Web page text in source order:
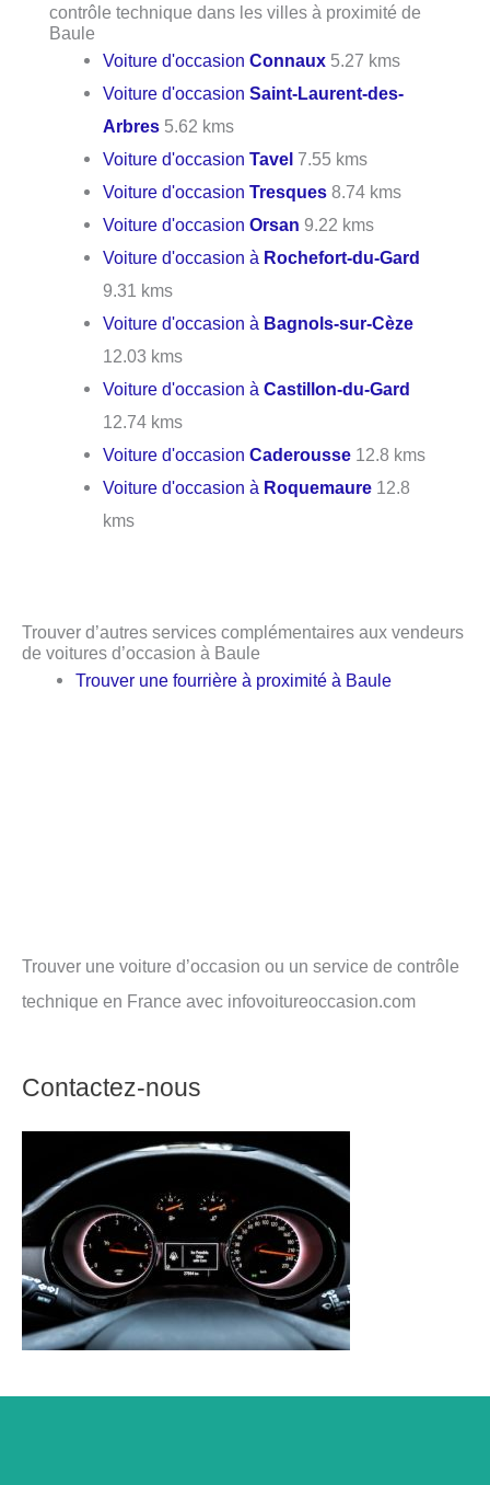
contrôle technique dans les villes à proximité de
Baule
Voiture d'occasionConnaux 5.27 kms
Voiture d'occasionSaint-Laurent-des-
Arbres 5.62 kms
Voiture d'occasionTavel 7.55 kms
Voiture d'occasionTresques 8.74 kms
Voiture d'occasionOrsan 9.22 kms
Voiture d'occasion à Rochefort-du-Gard
9.31 kms
Voiture d'occasion à Bagnols-sur-Cèze
12.03 kms
Voiture d'occasion àCastillon-du-Gard
12.74 kms
Voiture d'occasionCaderousse 12.8 kms
Voiture d'occasion à Roquemaure 12.8
kms
Trouver d’autres services complémentaires aux vendeurs
de voitures d’occasion à Baule
Trouver une fourrière à proximité à Baule
Trouver une voiture d’occasion ou un service de contrôle
technique en France avec infovoitureoccasion.com
Contactez-nous